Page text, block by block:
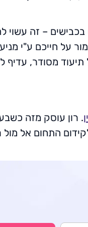
בכבישים – זה עשוי
על חייכם ע"י
מסודר, עדיף
. רון עוסק מזה
התחום אל מול